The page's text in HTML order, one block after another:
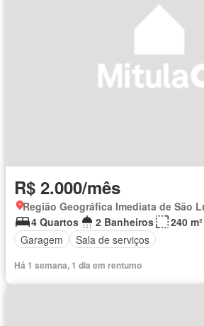
R$ 2.000/mês
Região Geográfica Imediata de São
4 Quartos
2 Banheiros
240 m²
Garagem
Sala de serviços
Há 1 semana, 1 dia em rentumo